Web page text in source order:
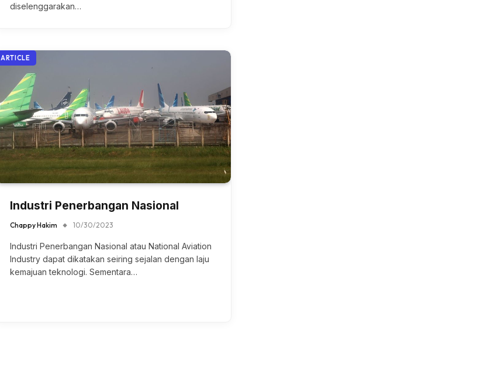
diselenggarakan…
ARTICLE
Industri Penerbangan Nasional
Chappy Hakim 10/30/2023
Industri Penerbangan Nasional atau National Aviation
Industry dapat dikatakan seiring sejalan dengan laju
kemajuan teknologi. Sementara…